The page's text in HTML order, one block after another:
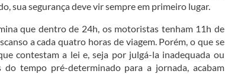
sua segurança deve vir sempre em primeiro lugar.
que dentro de 24h, os motoristas tenham 11h de
a cada quatro horas de viagem. Porém, o que se
contestam a lei e, seja por julgá-la inadequada ou
do tempo pré-determinado para a jornada, acabam